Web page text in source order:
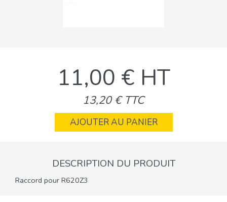
11,00 € HT
13,20 € TTC
AJOUTER AU PANIER
DESCRIPTION DU PRODUIT
Raccord pour R620Z3